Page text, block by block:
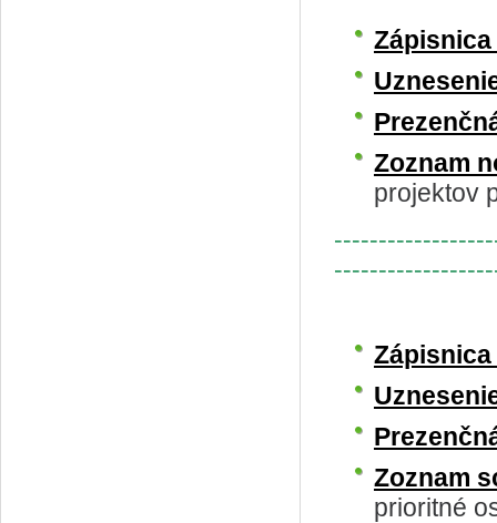
Zápisnica
Zoznam
projektov
Zápisnica
Zoznam
prioritné